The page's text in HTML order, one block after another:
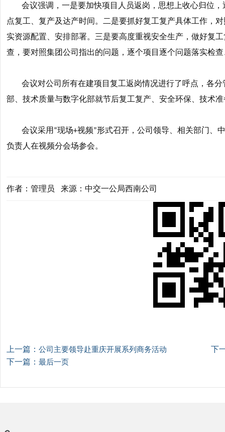
会议强调， 一是要加快项目人员返岗，思想上收心归位
点复工、复产及达产时间。
二是要抓好复工复产具体工作，
实资源配置、安排部署。 三是要高度重视安全生产，做好复
查，要对照集团公司指出的问题，逐个项目逐个问题落实检
会议对公司所有在建项目复工返岗情况进行了呼点，各
部、技术质量与数字化部就节后复工复产、安全环保、技术
会议采用 “现场+视频”形式召开，公司领导、相关部门、
负责人在视频分会场参会。
作者：管理员 来源：中交一公局西南公司
上一篇： 公司主要领导赴重庆开展系列商务活动
下
下一篇： 最后一页